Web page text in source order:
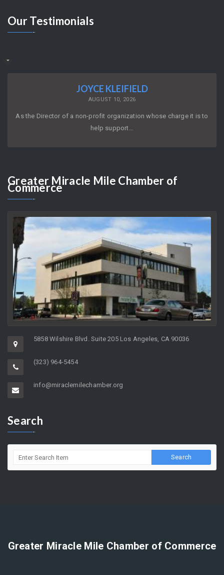
OurTestimonials
JOYCE KLEIFIELD
AUGUST 10, 2026
As the Director of a non-profit organization whose charge it is to
help support…
Greater Miracle Mile Chamber of
Commerce
5858 Wilshire Blvd. Suite 205 Los Angeles, CA 90036
(323) 964-5454
info@miraclemilechamber.org
Search
Greater Miracle Mile Chamber of Commerce